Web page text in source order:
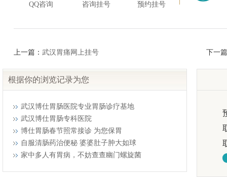
QQ咨询 咨询挂号 预约挂号
上一篇： 武汉胃痛网上挂号 下一
根据你的浏览记录为您
武汉博仕胃肠医院专业胃肠诊疗基地
武汉博仕胃肠专科医院
博仕胃肠春节照常接诊 为您保胃
自服清肠药治便秘 婆婆肚子肿大如球
家中多人有胃病，不妨查查幽门螺旋菌